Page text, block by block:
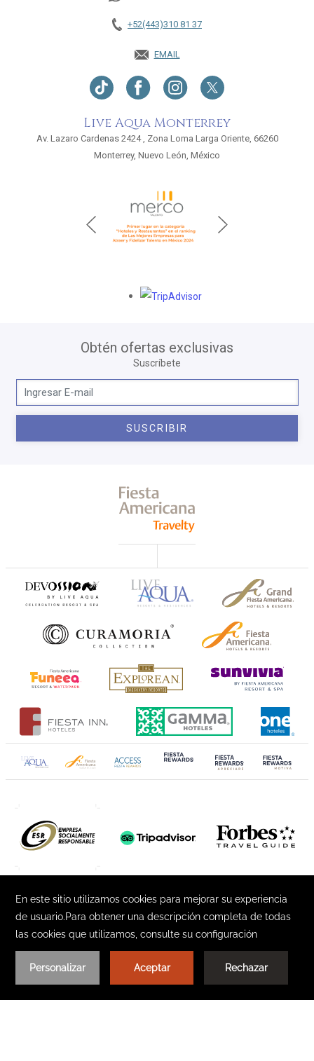
+52(443)310 81 37
EMAIL
Live Aqua Monterrey
Av. Lazaro Cardenas 2424 , Zona Loma Larga Oriente, 66260
Monterrey, Nuevo León, México
Obtén ofertas exclusivas
Suscríbete
SUSCRIBIR